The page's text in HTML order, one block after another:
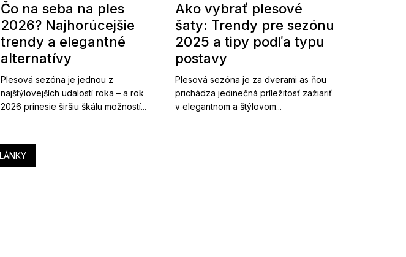
Čo na seba na ples
2026? Najhorúcejšie
trendy a elegantné
alternatívy
Plesová sezóna je jednou z
najštýlovejších udalostí roka – a rok
2026 prinesie širšiu škálu možností...
Ako vybrať plesové
šaty: Trendy pre sezónu
2025 a tipy podľa typu
postavy
Plesová sezóna je za dverami as ňou
prichádza jedinečná príležitosť zažiariť
v elegantnom a štýlovom...